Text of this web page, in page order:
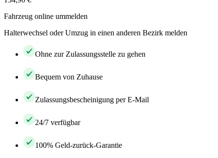
Fahrzeug online ummelden
Halterwechsel oder Umzug in einen anderen Bezirk melden
Ohne zur Zulassungsstelle zu gehen
Bequem von Zuhause
Zulassungsbescheinigung per E-Mail
24/7 verfügbar
100% Geld-zurück-Garantie